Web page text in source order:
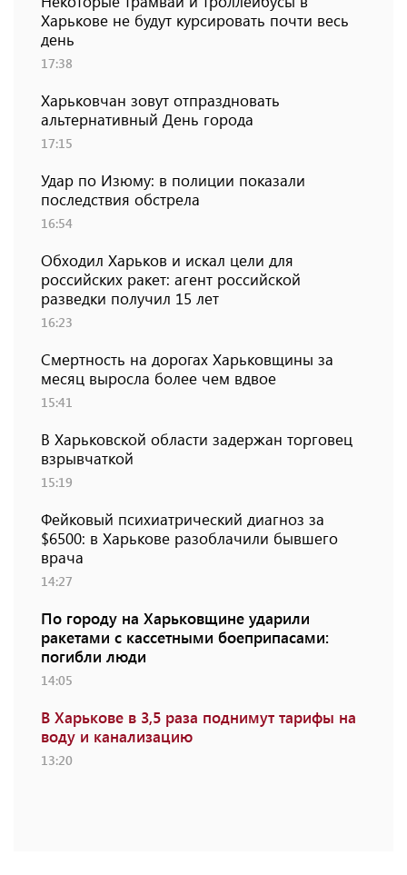
Харькове не будут курсировать почти весь
день
17:38
Харьковчан зовут отпраздновать
альтернативный День города
17:15
Удар по Изюму: в полиции показали
последствия обстрела
16:54
Обходил Харьков и искал цели для
российских ракет: агент российской
разведки получил 15 лет
16:23
Смертность на дорогах Харьковщины за
месяц выросла более чем вдвое
15:41
В Харьковской области задержан торговец
взрывчаткой
15:19
Фейковый психиатрический диагноз за
$6500: в Харькове разоблачили бывшего
врача
14:27
По городу на Харьковщине ударили
ракетами с кассетными боеприпасами:
погибли люди
14:05
В Харькове в 3,5 раза поднимут тарифы на
воду и канализацию
13:20